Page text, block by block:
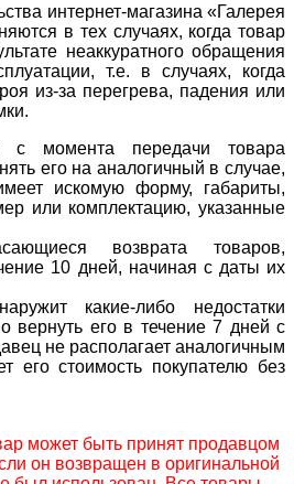
интернет-магазина «Галерея
в тех случаях, когда товар
неаккуратного обращения
т.е. в случаях, когда
из-за перегрева, падения или
момента передачи товара
его на аналогичный в случае,
искомую форму, габариты,
или комплектацию, указанные
возврата товаров,
10 дней, начиная с даты их
какие-либо недостатки
вернуть его в течение 7 дней с
не располагает аналогичным
его стоимость покупателю без
может быть принят продавцом
он возвращен в оригинальной